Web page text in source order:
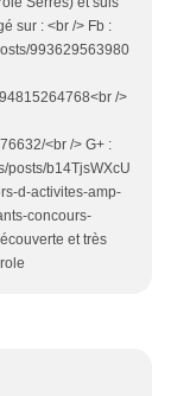
sur : <br /> Fb :
993629563980
/>
<br /> G+ :
posts/b14TjsWXcU
d-activites-amp-
concours-
et très